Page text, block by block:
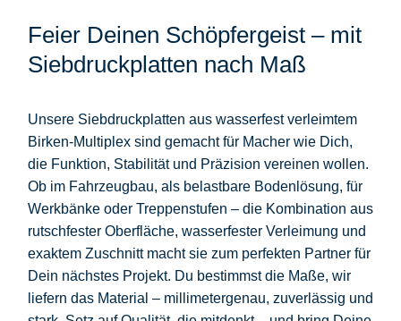
Feier Deinen Schöpfergeist – mit
Siebdruckplatten nach Maß
Unsere Siebdruckplatten aus wasserfest verleimtem
Birken-Multiplex sind gemacht für Macher wie Dich,
die Funktion, Stabilität und Präzision vereinen wollen.
Ob im Fahrzeugbau, als belastbare Bodenlösung, für
Werkbänke oder Treppenstufen – die Kombination aus
rutschfester Oberfläche, wasserfester Verleimung und
exaktem Zuschnittmacht sie zum perfekten Partner für
Dein nächstes Projekt. Du bestimmst die Maße, wir
liefern das Material – millimetergenau, zuverlässig und